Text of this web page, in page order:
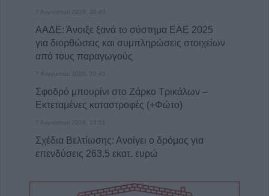
7 Αυγούστου 2026, 20:48
ΑΑΔΕ: Άνοιξε ξανά το σύστημα ΕΑΕ 2025
για διορθώσεις και συμπληρώσεις στοιχείων
από τους παραγωγούς
7 Αυγούστου 2026, 20:45
Σφοδρό μπουρίνι στο Ζάρκο Τρικάλων –
Εκτεταμένες καταστροφές (+Φώτο)
7 Αυγούστου 2026, 19:51
Σχέδια Βελτίωσης: Ανοίγει ο δρόμος για
επενδύσεις 263,5 εκατ. ευρώ
Καταβλήθηκαν 33,58 εκατ. ευρώ σε 67.746